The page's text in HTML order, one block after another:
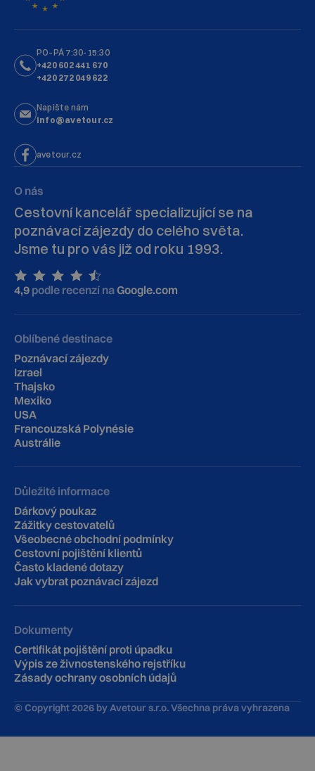
PO–PÁ 7:30-15:30
+420 602 441 670
+420 272 049 622
Napište nám
info@avetour.cz
avetour.cz
O nás
Cestovní kancelář specializující se na
poznávací zájezdy do celého světa.
Jsme tu pro vás již od roku 1993.
4,9 podle recenzí naGoogle.com
Oblíbené destinace
Poznávací zájezdy
Izrael
Thajsko
Mexiko
USA
Francouzská Polynésie
Austrálie
Důležité informace
Dárkový poukaz
Zážitky cestovatelů
Všeobecné obchodní podmínky
Cestovní pojištění klientů
‍Často kladené dotazy
Jak vybrat poznávací zájezd
Dokumenty
Certifikát pojištění proti úpadku
Výpis ze živnostenského rejstříku
Zásady ochrany osobních údajů
© Copyright2026 by Avetour s.r.o. Všechna práva vyhrazena